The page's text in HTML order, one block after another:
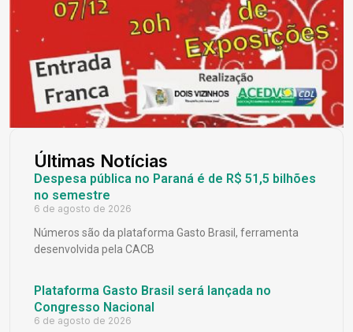
Últimas Notícias
Despesa pública no Paraná é de R$ 51,5 bilhões
no semestre
6 de agosto de 2026
Números são da plataforma Gasto Brasil, ferramenta
desenvolvida pela CACB
Plataforma Gasto Brasil será lançada no
Congresso Nacional
6 de agosto de 2026